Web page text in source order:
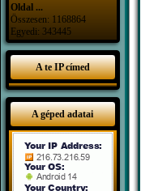
Oldal ...
Összesen: 1168864
Egyedi: 343445
A te IP címed
A géped adatai